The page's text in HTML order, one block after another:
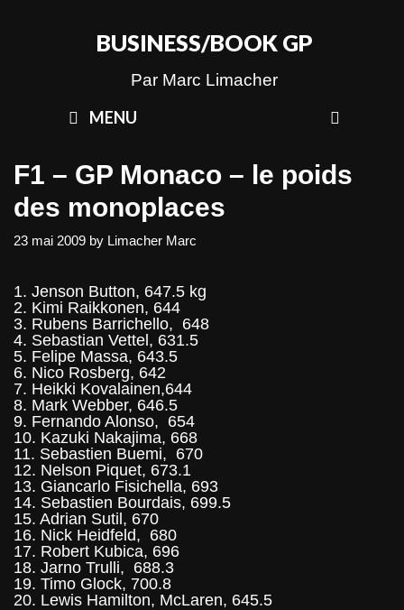
BUSINESS/BOOK GP
Par Marc Limacher
MENU
F1 – GP Monaco – le poids
des monoplaces
23 mai 2009 by Limacher Marc
1. Jenson Button, 647.5 kg
2. Kimi Raikkonen, 644
3. Rubens Barrichello, 648
4. Sebastian Vettel, 631.5
5. Felipe Massa, 643.5
6. Nico Rosberg, 642
7. Heikki Kovalainen,644
8. Mark Webber, 646.5
9. Fernando Alonso, 654
10. Kazuki Nakajima, 668
11. Sebastien Buemi, 670
12. Nelson Piquet, 673.1
13. Giancarlo Fisichella, 693
14. Sebastien Bourdais, 699.5
15. Adrian Sutil, 670
16. Nick Heidfeld, 680
17. Robert Kubica, 696
18. Jarno Trulli, 688.3
19. Timo Glock, 700.8
20. Lewis Hamilton, McLaren, 645.5